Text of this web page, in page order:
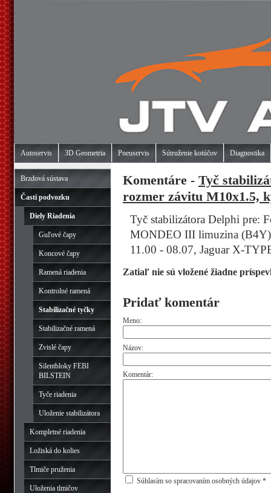
Autoservis 3D Geometria Pneuservis Sútruženie kotúčov Diagnostika
Brzdová sústava
Časti podvozku
Diely Riadenia
Guľové čapy
Koncové čapy
Ramená riadenia
Kontrolné ramená
Stabilizačné tyčky
Stabilizačné ramená
Zvislé čapy
Silentbloky FEBI
BILSTEIN
Tyče riadenia
Uloženie stabilizátora
Kompletné riadenia
Ložiská do kolies
Tlmiče pruženia
Uloženia tlmičov
Komentáre - Tyč
rozmer závitu M10x1.5,
Tyč stabilizátora Delphi pre:
MONDEO III limuzina
11.00 - 08.07, Jaguar X-
Zatiaľ nie sú vložené žiadne
Pridať komentár
Meno:
Názov:
Komentár:
Súhlasím so spracovaním osobných údajov *